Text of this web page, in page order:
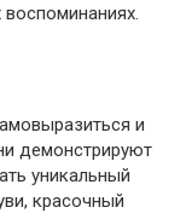
и
демонстрируют
уникальный
красочный